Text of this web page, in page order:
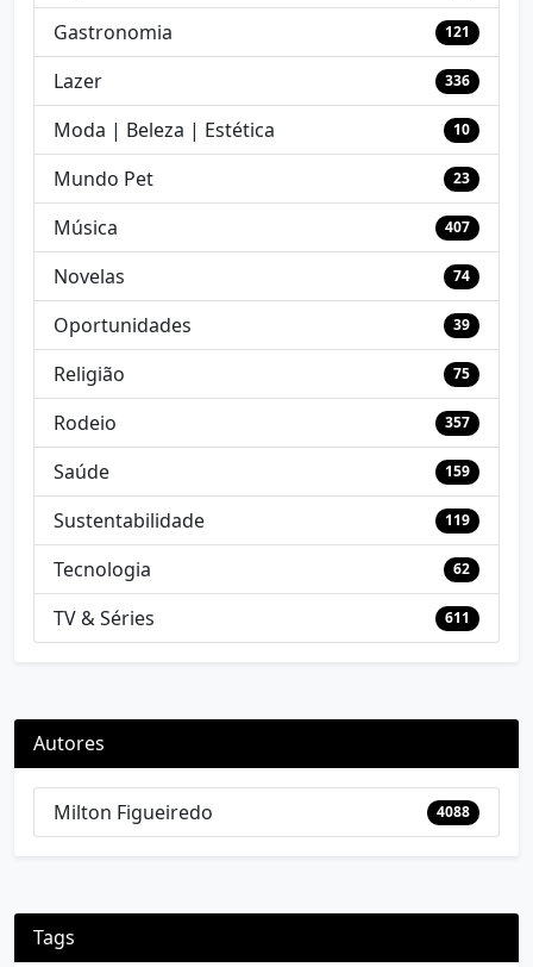
Gastronomia 121
Lazer 336
Moda | Beleza | Estética 10
Mundo Pet 23
Música 407
Novelas 74
Oportunidades 39
Religião 75
Rodeio 357
Saúde 159
Sustentabilidade 119
Tecnologia 62
TV & Séries 611
Autores
Milton Figueiredo 4088
Tags